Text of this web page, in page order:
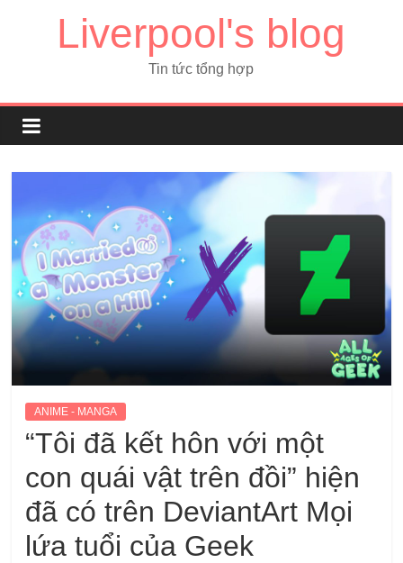
Liverpool's blog
Tin tức tổng hợp
ANIME - MANGA
“Tôi đã kết hôn với một
con quái vật trên đồi” hiện
đã có trên DeviantArt Mọi
lứa tuổi của Geek